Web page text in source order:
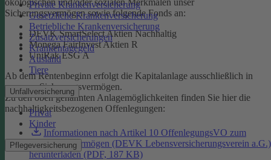
Private Krankenversicherung
Gesetzliche Krankenversicherung
Betriebliche Krankenversicherung
Zusatzversicherungen
Krankentagegeld
Ausland
Tiere
Unfallversicherung
Privat
Kinder
Pflegeversicherung
Sicherungsvermögen sowie folgende Fonds an:
DEVK SmartSelect Aktien Nachhaltig
Monega FairInvest Aktien R
UniRak ESG A
Ab dem Rentenbeginn erfolgt die Kapitalanlage ausschließlich in
unserem Sicherungsvermögen.
Zu den oben genannten Anlagemöglichkeiten finden Sie hier die
nachhaltigkeitsbezogenen Offenlegungen:
Informationen nach Artikel 10 OffenlegungsVO zum
Sicherungsvermögen (DEVK Lebensversicherungsverein a.G.)
herunterladen (PDF, 187 KB)